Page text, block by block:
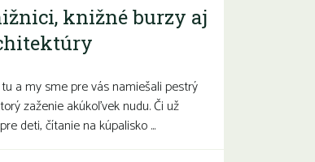
knižné burzy aj
a my sme pre vás namiešali pestrý
zaženie akúkoľvek nudu. Či už
deti, čítanie na kúpalisko ...